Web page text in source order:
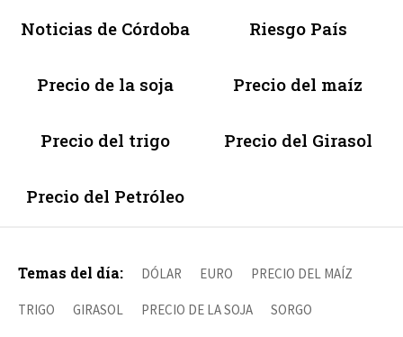
Noticias de Córdoba Riesgo País
Precio de la soja Precio del maíz
Precio del trigo Precio del Girasol
Precio del Petróleo
Temas del día: DÓLAR EURO PRECIO DEL MAÍZ
TRIGO GIRASOL PRECIO DE LA SOJA SORGO